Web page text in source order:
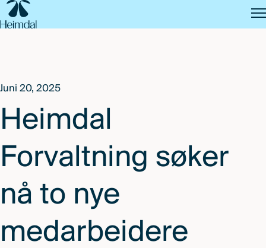
SKIP
TO
MAIN
Juni 20, 2025
Heimdal
Forvaltning søker
nå to nye
medarbeidere